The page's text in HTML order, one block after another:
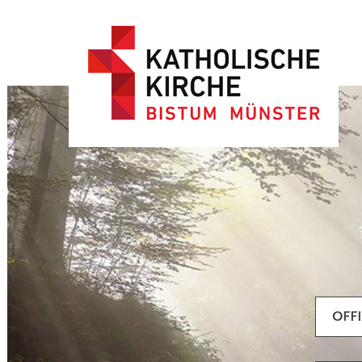
Artikel filtern